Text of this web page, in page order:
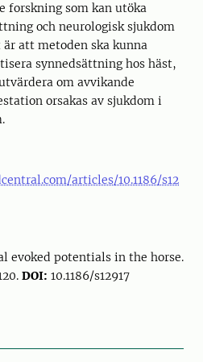
forskning som kan utöka
och neurologisk sjukdom
att metoden ska kunna
synnedsättning hos häst,
om avvikande
orsakas av sjukdom i
articles/10.1186/s12
evoked potentials in the horse.
DOI: 10.1186/s12917